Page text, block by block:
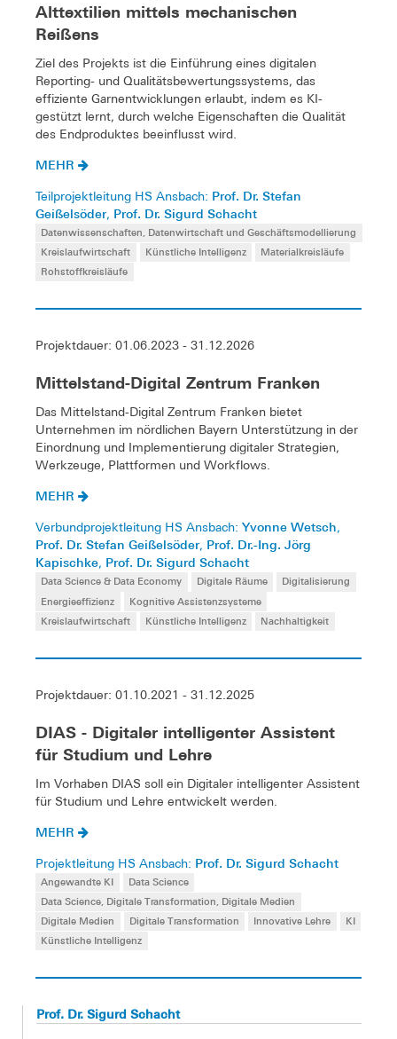
Alttextilien mittels mechanischen
Reißens
Ziel des Projekts ist die Einführung eines digitalen
Reporting- und Qualitätsbewertungssystems, das
effiziente Garnentwicklungen erlaubt, indem es KI-
gestützt lernt, durch welche Eigenschaften die Qualität
des Endproduktes beeinflusst wird.
MEHR
Teilprojektleitung HS Ansbach: Prof. Dr. Stefan
Geißelsöder, Prof. Dr. Sigurd Schacht
Datenwissenschaften, Datenwirtschaft und Geschäftsmodellierung
Kreislaufwirtschaft
Künstliche Intelligenz
Materialkreisläufe
Rohstoffkreisläufe
Projektdauer: 01.06.2023 - 31.12.2026
Mittelstand-Digital Zentrum Franken
Das Mittelstand-Digital Zentrum Franken bietet
Unternehmen im nördlichen Bayern Unterstützung in der
Einordnung und Implementierung digitaler Strategien,
Werkzeuge, Plattformen und Workflows.
MEHR
Verbundprojektleitung HS Ansbach: Yvonne Wetsch,
Prof. Dr. Stefan Geißelsöder, Prof. Dr.-Ing. Jörg
Kapischke, Prof. Dr. Sigurd Schacht
Data Science & Data Economy Digitale Räume
Digitalisierung
Energieeffizienz
Kognitive Assistenzsysteme
Kreislaufwirtschaft
Künstliche Intelligenz Nachhaltigkeit
Projektdauer: 01.10.2021 - 31.12.2025
DIAS - Digitaler intelligenter Assistent
für Studium und Lehre
Im Vorhaben DIAS soll ein Digitaler intelligenter Assistent
für Studium und Lehre entwickelt werden.
MEHR
Projektleitung HS Ansbach: Prof. Dr. Sigurd Schacht
Angewandte KI
Data Science
Data Science, Digitale Transformation, Digitale Medien
Digitale Medien
Digitale Transformation Innovative Lehre
KI
Künstliche Intelligenz
Prof. Dr. Sigurd Schacht